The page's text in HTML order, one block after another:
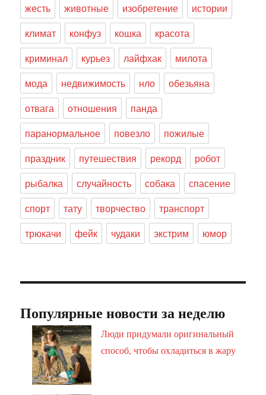
жесть животные изобретение
истории
климат
конфуз кошка
красота
криминал
курьез лайфхак
милота
мода
недвижимость нло
обезьяна
отвага
отношения
панда
паранормальное
повезло
пожилые
праздник
путешествия рекорд
робот
рыбалка
случайность собака
спасение
спорт
тату творчество
транспорт
трюкачи
фейк чудаки экстрим юмор
Популярные новости за неделю
Люди придумали оригинальный
способ, чтобы охладиться в жару